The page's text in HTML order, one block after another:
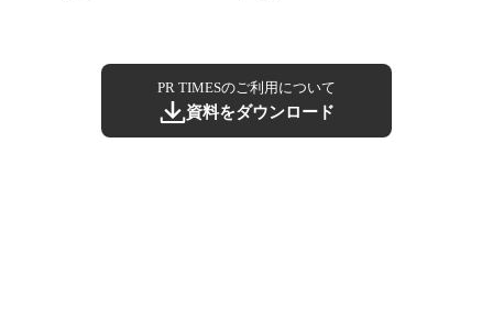
PR TIMESのご利用について
資料をダウンロード